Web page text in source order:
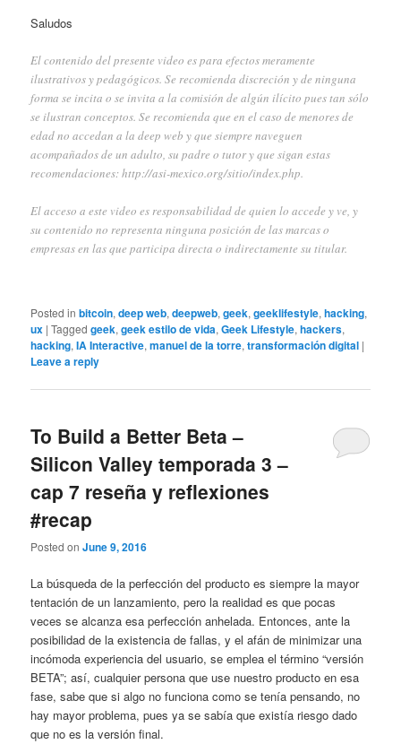
Saludos
El contenido del presente video es para efectos meramente
ilustrativos y pedagógicos. Se recomienda discreción y de ninguna
forma se incita o se invita a la comisión de algún ilícito pues tan sólo
se ilustran conceptos. Se recomienda que en el caso de menores de
edad no accedan a la deep web y que siempre naveguen
acompañados de un adulto, su padre o tutor y que sigan estas
recomendaciones:http://asi-mexico.org/sitio/index.php.
El acceso a este video es responsabilidad de quien lo accede y ve, y
su contenido no representa ninguna posición de las marcas o
empresas en las que participa directa o indirectamente su titular.
Posted in bitcoin,deep web,deepweb,geek,geeklifestyle,hacking,
ux |Tagged geek,geek estilo de vida,Geek Lifestyle,hackers,
hacking,IA Interactive,manuel de la torre,transformación digital |
Leave a reply
To Build a Better Beta –
Silicon Valley temporada 3 –
cap 7 reseña y reflexiones
#recap
Posted onJune 9, 2016
La búsqueda de la perfección del producto es siempre la mayor
tentación de un lanzamiento, pero la realidad es que pocas
veces se alcanza esa perfección anhelada. Entonces, ante la
posibilidad de la existencia de fallas, y el afán de minimizar una
incómoda experiencia del usuario, se emplea el término “versión
BETA”; así, cualquier persona que use nuestro producto en esa
fase, sabe que si algo no funciona como se tenía pensando, no
hay mayor problema, pues ya se sabía que existía riesgo dado
que no es la versión final.